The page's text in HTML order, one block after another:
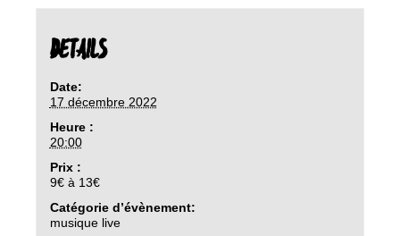
DETAILS
Date:
17 décembre 2022
Heure :
20:00
Prix :
9€ à 13€
Catégorie d’évènement:
musique live